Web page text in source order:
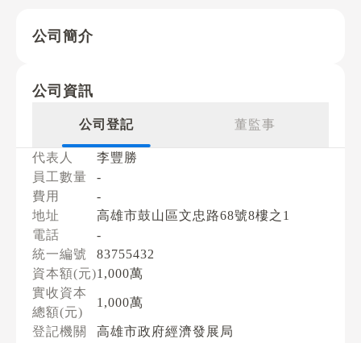
公司簡介
公司資訊
公司登記 董監事
代表人
李豐勝
員工數量
-
費用
-
地址
高雄市鼓山區文忠路68號8樓之1
電話
-
統一編號
83755432
資本額(元)1,000萬
實收資本
總額(元)
1,000萬
登記機關
高雄市政府經濟發展局